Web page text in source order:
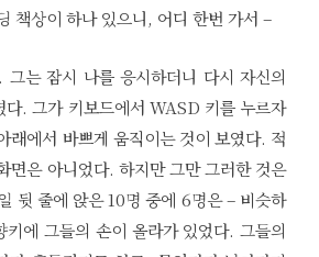
책상이 하나 있으니, 어디 한번 가서 –
는 잠시 나를 응시하더니 다시 자신의
다. 그가 키보드에서 WASD 키를 누르자
래에서 바쁘게 움직이는 것이 보였다. 적
면은 아니었다. 하지만 그만 그러한 것은
뒷 줄에 앉은 10명 중에 6명은 – 비슷하
에 그들의 손이 올라가 있었다. 그들의